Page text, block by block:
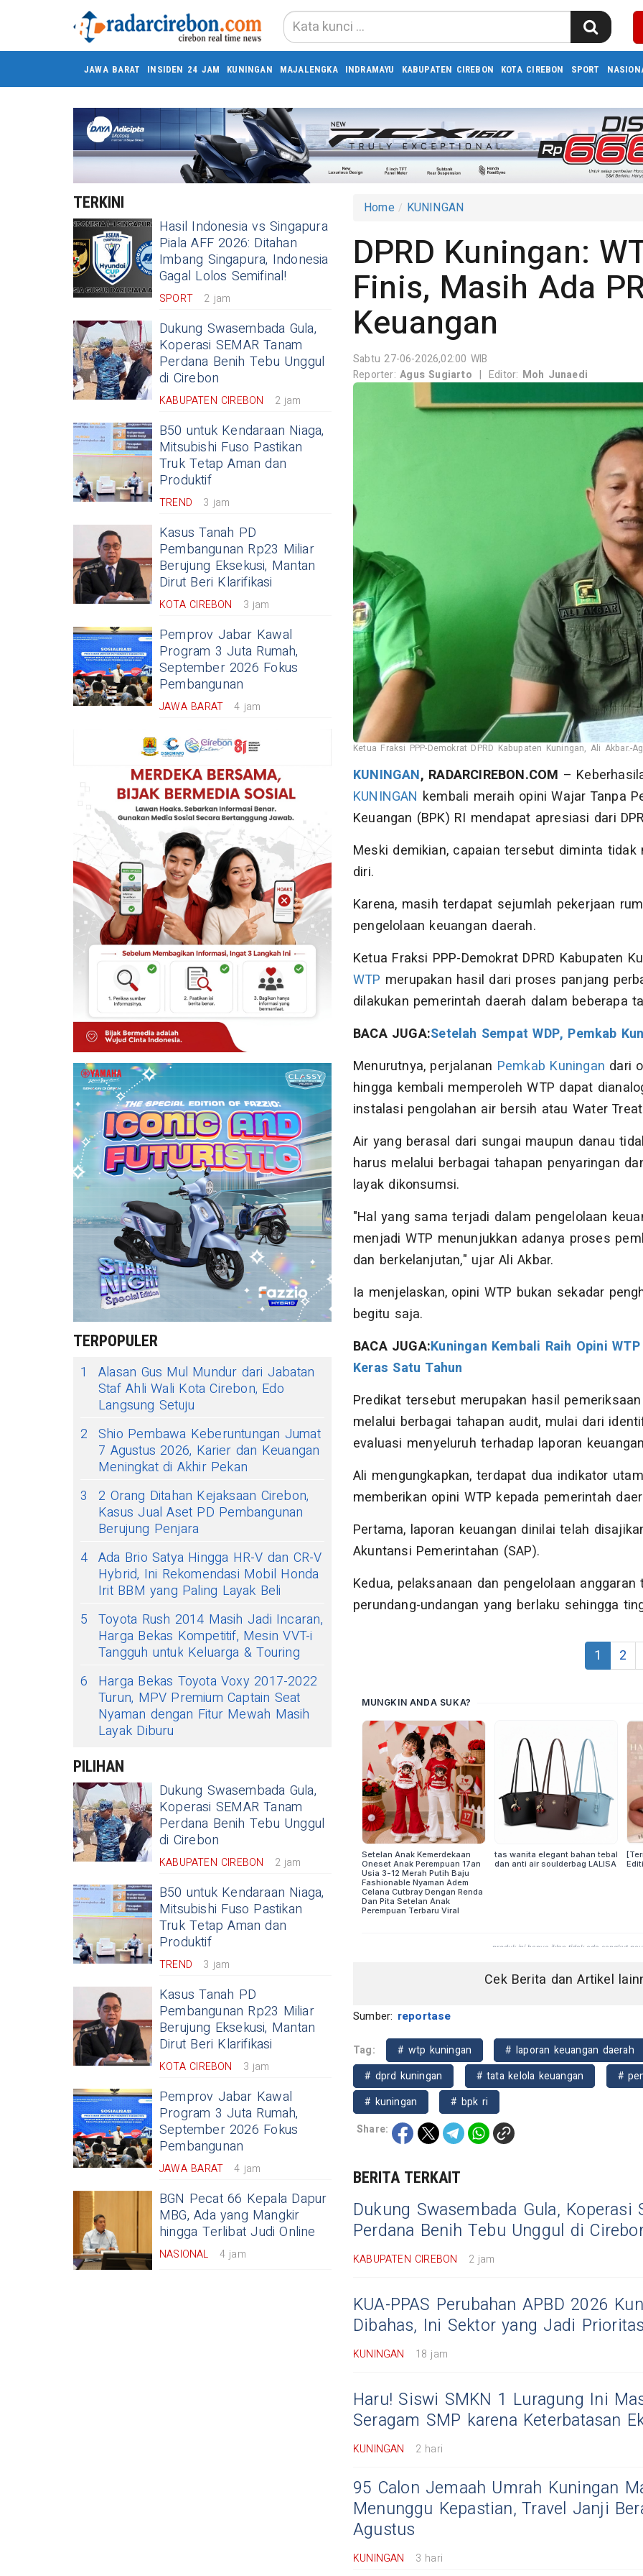
JAWA BARAT INSIDEN 24 JAM KUNINGAN MAJALENGKA INDRAMAYU KABUPATEN CIREBON KOTA CIREBON SPORT
TERKINI
Hasil Indonesia vs Singapura
Piala AFF 2026: Ditahan
Imbang Singapura, Indonesia
Gagal Lolos Semifinal!
SPORT 2 jam
Dukung Swasembada Gula,
Koperasi SEMAR Tanam
Perdana Benih Tebu Unggul
di Cirebon
KABUPATEN CIREBON 2 jam
B50 untuk Kendaraan Niaga,
Mitsubishi Fuso Pastikan
Truk Tetap Aman dan
Produktif
TREND 3 jam
Kasus Tanah PD
Pembangunan Rp23 Miliar
Berujung Eksekusi, Mantan
Dirut Beri Klarifikasi
KOTA CIREBON 3 jam
Pemprov Jabar Kawal
Program 3 Juta Rumah,
September 2026 Fokus
Pembangunan
JAWA BARAT 4 jam
TERPOPULER
1
Alasan Gus Mul Mundur dari Jabatan
Staf Ahli Wali Kota Cirebon, Edo
Langsung Setuju
2 Shio Pembawa Keberuntungan Jumat
7 Agustus 2026, Karier dan Keuangan
Meningkat di Akhir Pekan
3
2 Orang Ditahan Kejaksaan Cirebon,
Kasus Jual Aset PD Pembangunan
Berujung Penjara
4 Ada Brio Satya Hingga HR-V dan CR-V
Hybrid, Ini Rekomendasi Mobil Honda
Irit BBM yang Paling Layak Beli
5 Toyota Rush 2014 Masih Jadi Incaran,
Harga Bekas Kompetitif, Mesin VVT-i
Tangguh untuk Keluarga & Touring
6
Harga Bekas Toyota Voxy 2017-2022
Turun, MPV Premium Captain Seat
Nyaman dengan Fitur Mewah Masih
Layak Diburu
PILIHAN
Dukung Swasembada Gula,
Koperasi SEMAR Tanam
Perdana Benih Tebu Unggul
di Cirebon
KABUPATEN CIREBON 2 jam
B50 untuk Kendaraan Niaga,
Mitsubishi Fuso Pastikan
Truk Tetap Aman dan
Produktif
TREND 3 jam
Kasus Tanah PD
Pembangunan Rp23 Miliar
Berujung Eksekusi, Mantan
Dirut Beri Klarifikasi
KOTA CIREBON 3 jam
Pemprov Jabar Kawal
Program 3 Juta Rumah,
September 2026 Fokus
Pembangunan
JAWA BARAT 4 jam
BGN Pecat 66 Kepala Dapur
MBG, Ada yang Mangkir
hingga Terlibat Judi Online
NASIONAL 4 jam
Home KUNINGAN
DPRD Kuningan:
Finis, Masih Ada
Keuangan
Sabtu 27-06-2026,02:00 WIB
Reporter:Agus Sugiarto | Editor: Moh Junaedi
Ketua Fraksi PPP-Demokrat DPRD Kabupaten Kuningan, Ali Akbar.-
KUNINGAN, RADARCIREBON.COM –
KUNINGAN kembali meraih opini Wajar Tanpa
Keuangan (BPK) RI mendapat apresiasi dari
Meski demikian, capaian tersebut diminta
diri.
Karena, masih terdapat sejumlah pekerjaan
pengelolaan keuangan daerah.
Ketua Fraksi PPP-Demokrat DPRD Kabupaten
WTP merupakan hasil dari proses panjang
dilakukan pemerintah daerah dalam beberapa
BACA JUGA:Setelah Sempat WDP, Pemkab
Menurutnya, perjalanan Pemkab Kuningan dari
hingga kembali memperoleh WTP dapat
instalasi pengolahan air bersih atau Water
Air yang berasal dari sungai maupun danau
harus melalui berbagai tahapan penyaringan
layak dikonsumsi.
"Hal yang sama terjadi dalam pengelolaan
menjadi WTP menunjukkan adanya proses
dan berkelanjutan," ujar Ali Akbar.
Ia menjelaskan, opini WTP bukan sekadar
begitu saja.
BACA JUGA:Kuningan Kembali Raih Opini
Keras Satu Tahun
Predikat tersebut merupakan hasil
melalui berbagai tahapan audit, mulai dari
evaluasi menyeluruh terhadap laporan
Ali mengungkapkan, terdapat dua indikator
memberikan opini WTP kepada pemerintah
Pertama, laporan keuangan dinilai telah
Akuntansi Pemerintahan (SAP).
Kedua, pelaksanaan dan pengelolaan
perundang-undangan yang berlaku sehingga
1 2
Cek Berita dan Artikel
Sumber: reportase
Tag: # wtp kuningan
# laporan keuangan daerah
# dprd kuningan
# tata kelola keuangan
#
# kuningan
# bpk ri
Share:
BERITA TERKAIT
Dukung Swasembada Gula, Koperasi
Perdana Benih Tebu Unggul di
KABUPATEN CIREBON 2 jam
KUA-PPAS Perubahan APBD 2026
Dibahas, Ini Sektor yang Jadi
KUNINGAN 18 jam
Haru! Siswi SMKN 1 Luragung Ini
Seragam SMP karena Keterbatasan
KUNINGAN 2 hari
95 Calon Jemaah Umrah Kuningan
Menunggu Kepastian, Travel Janji
Agustus
KUNINGAN 3 hari